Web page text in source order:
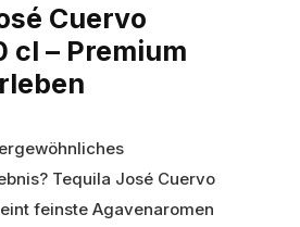
Cuervo
cl – Premium
Tequila José Cuervo
feinste Agavenaromen